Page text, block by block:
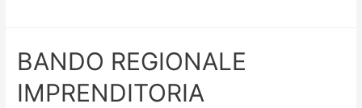
BANDO REGIONALE
IMPRENDITORIA